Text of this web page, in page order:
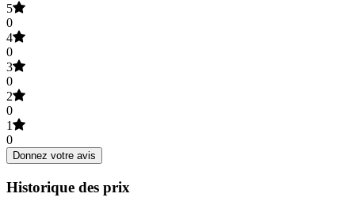
5
0
4
0
3
0
2
0
1
0
Donnez votre avis
Historique des prix